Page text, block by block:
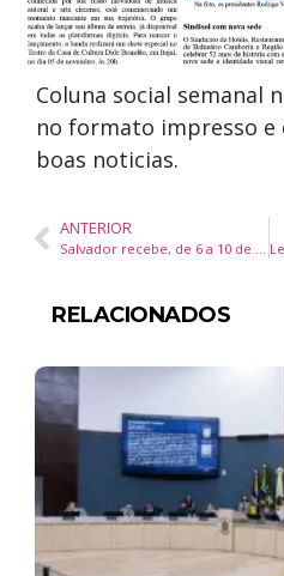
Coluna social semanal
no formato impresso e
boas noticias.
ANTERIOR
Salvador recebe, de 6 a 10 de novembro, evento 100% flutuante. Conheça as atrações e como participar
RELACIONADOS